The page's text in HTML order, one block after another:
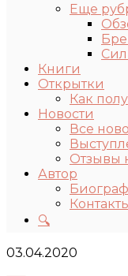
Еще
Книги
Открытки
Как
Новости
Все
Отзывы
Автор
🔍
03.04.2020